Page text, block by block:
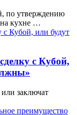
по утверждению
на кухне …
с Кубой,
заключат